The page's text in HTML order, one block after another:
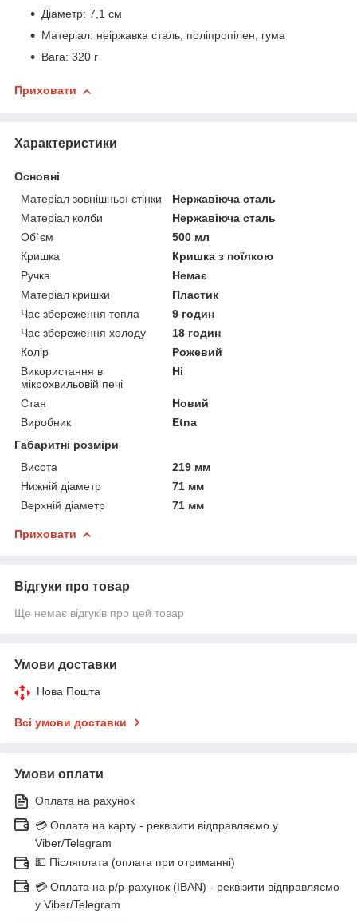
Діаметр: 7,1 см
Матеріал: неіржавка сталь, поліпропілен, гума
Вага: 320 г
Приховати
Характеристики
Основні
Матеріал зовнішньої стінки
Нержавіюча сталь
Матеріал колби
Нержавіюча сталь
Об`єм
500 мл
Кришка
Кришка з поїлкою
Ручка
Немає
Матеріал кришки
Пластик
Час збереження тепла
9 годин
Час збереження холоду
18 годин
Колір
Рожевий
Використання в
мікрохвильовій печі
Ні
Стан
Новий
Виробник
Etna
Габаритні розміри
Висота
219 мм
Нижній діаметр
71 мм
Верхній діаметр
71 мм
Приховати
Відгуки про товар
Ще немає відгуків про цей товар
Умови доставки
Нова Пошта
Всі умови доставки
Умови оплати
Оплата на рахунок
💳 Оплата на карту - реквізити відправляємо у
Viber/Telegram
💵 Післяплата (оплата при отриманні)
💳 Оплата на р/р-рахунок (IBAN) - реквізити відправляємо
у Viber/Telegram